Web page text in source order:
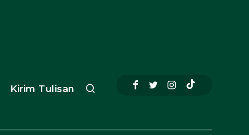
Kirim Tulisan